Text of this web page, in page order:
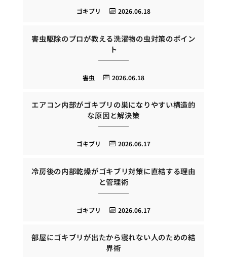
2026.06.18
ゴキブリ
害虫駆除のプロが教える洗濯物の虫対策のポイン
ト
2026.06.18
害虫
エアコン内部がゴキブリの巣になりやすい構造的
な原因と解決策
2026.06.17
ゴキブリ
冷房後の内部乾燥がゴキブリ対策に直結する理由
と管理術
2026.06.17
ゴキブリ
部屋にゴキブリが出たから寝れない人のための結
界術